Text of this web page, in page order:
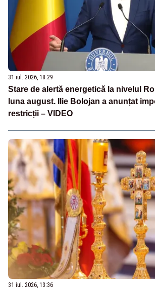
31 iul. 2026, 18:29
Stare de alertă energetică la nivelul
luna august. Ilie Bolojan a anunțat
restricții – VIDEO
31 iul. 2026, 13:36